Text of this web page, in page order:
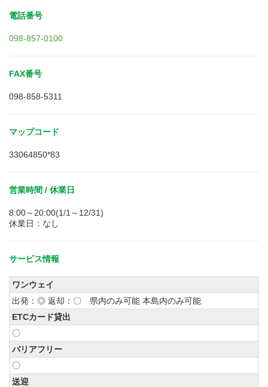
電話番号
098-857-0100
FAX番号
098-858-5311
マップコード
33064850*83
営業時間 / 休業日
8:00～20:00(1/1～12/31)
休業日：なし
サービス情報
ワンウェイ
出発：◎ 返却：〇 県内のみ可能 本島内のみ可能
ETCカード貸出
〇
バリアフリー
〇
送迎